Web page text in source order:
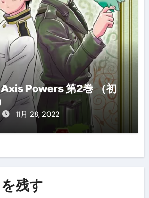
Powers 第2巻 （初
11月 28, 2022
残す